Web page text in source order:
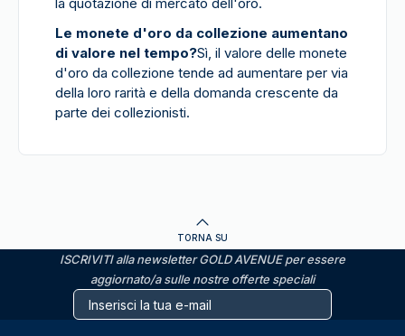
Le monete d'oro da collezione aumentano
di valore nel tempo?Sì, il valore delle monete
d'oro da collezione tende ad aumentare per via
della loro rarità e della domanda crescente da
parte dei collezionisti.
TORNA SU
ISCRIVITI alla newsletter GOLD AVENUE per essere
aggiornato/a sulle nostre offerte speciali